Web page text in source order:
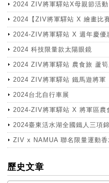
2024 ZIV將軍驛站X母親節活動
2024【ZIV將軍驛站 X 繪畫比賽
2024-ZIV將軍驛站 X 週年慶優
2024 科技限量款太陽眼鏡
2024 ZIV將軍驛站 農食旅 蘆
2024 ZIV將軍驛站 鐵馬遊將軍
2024台北自行車展
2024-ZIV將軍驛站 X 將軍區農
2024臺東活水湖全國鐵人三項
ZIV x NAMUA 聯名限量運動香
more
歷史文章